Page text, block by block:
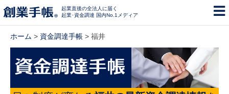
起業直後の全法人に届く
起業･資金調達 国内No.1メディア
ホーム > 資金調達手帳 > 福井